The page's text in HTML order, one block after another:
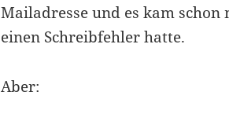
Mailadresse und es kam
einen Schreibfehler hatte.
Aber: